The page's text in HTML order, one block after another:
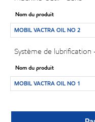
Nom du produit
MOBIL VACTRA OIL NO 2
Système de lubrification
Nom du produit
MOBIL VACTRA OIL NO 1